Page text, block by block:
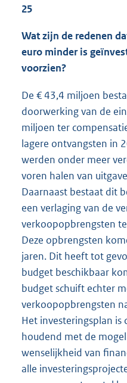
25
Wat zijn de redenen
euro minder is
voorzien?
De € 43,4 miljoen
doorwerking van de
miljoen ter
lagere ontvangsten in
werden onder meer
voren halen van
Daarnaast bestaat dit
een verlaging van de
verkoopopbrengsten
Deze opbrengsten
jaren. Dit heeft tot
budget beschikbaar
budget schuift echter
verkoopopbrengsten
Het investeringsplan is
houdend met de
wenselijkheid van
alle